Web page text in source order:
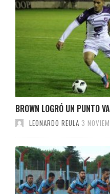
BROWN LOGRÓ UN PUNTO
LEONARDO REULA 3